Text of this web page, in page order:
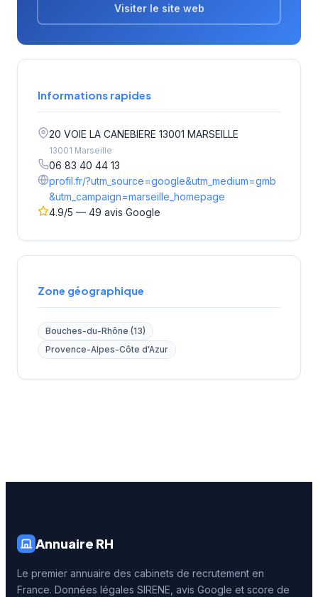
Visiter le site web
Informations rapides
20 VOIE LA CANEBIERE 13001 MARSEILLE
13001 Marseille
06 83 40 44 13
profil.fr/?utm_source=google&utm_medium=gmb
&utm_campaign=marseille_homepage
4.9/5 — 49 avis Google
Zone géographique
Bouches-du-Rhône (13)
Provence-Alpes-Côte d'Azur
Annuaire RH
Le premier annuaire des cabinets de recrutement en
France. Données légales SIRENE, avis Google et score de